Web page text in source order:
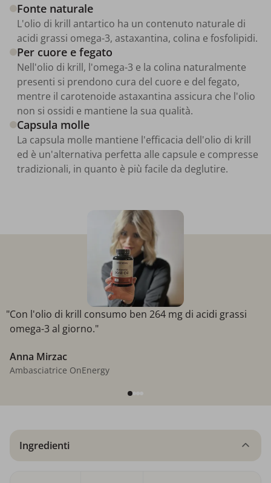
Fonte naturale
L'olio di krill antartico ha un contenuto naturale di
acidi grassi omega-3, astaxantina, colina e fosfolipidi.
Per cuore e fegato
Nell'olio di krill, l'omega-3 e la colina naturalmente
presenti si prendono cura del cuore e del fegato,
mentre il carotenoide astaxantina assicura che l'olio
non si ossidi e mantiene la sua qualità.
Capsula molle
La capsula molle mantiene l'efficacia dell'olio di krill
ed è un'alternativa perfetta alle capsule e compresse
tradizionali, in quanto è più facile da deglutire.
"Con l'olio di krill consumo ben 264 mg di acidi grassi
omega-3 al giorno."
Anna Mirzac
Ambasciatrice OnEnergy
Ingredienti